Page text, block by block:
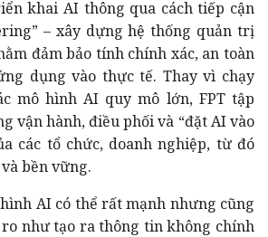
khai AI thông qua cách tiếp cận
– xây dựng hệ thống quản trị
đảm bảo tính chính xác, an toàn
dụng vào thực tế. Thay vì chạy
mô hình AI quy mô lớn, FPT tập
vận hành, điều phối và “đặt AI vào
các tổ chức, doanh nghiệp, từ đó
bền vững.
AI có thể rất mạnh nhưng cũng
như tạo ra thông tin không chính